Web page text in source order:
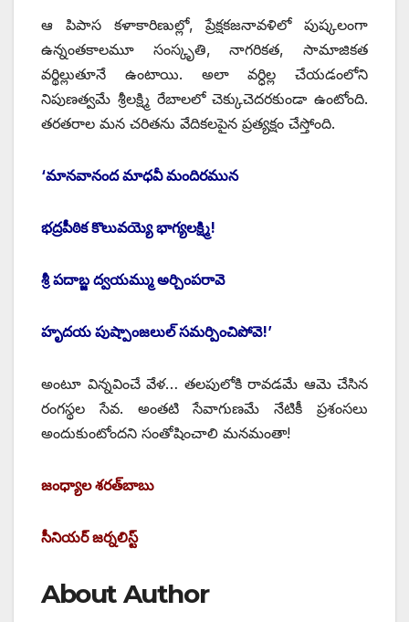
ఆ పిపాస కళాకారిణుల్లో, ప్రేక్షకజనావళిలో పుష్కలంగా
ఉన్నంతకాలమూ సంస్కృతి, నాగరికత, సామాజికత
వర్థిల్లుతూనే ఉంటాయి. అలా వర్ధిల్ల చేయడంలోని
నిపుణత్వమే శ్రీలక్ష్మి రేబాలలో చెక్కుచెదరకుండా ఉంటోంది.
తరతరాల మన చరితను వేదికలపైన ప్రత్యక్షం చేస్తోంది.
‘మానవానంద మాధవీ మందిరమున
భద్రపీఠిక కొలువయ్యె భాగ్యలక్ష్మి!
శ్రీ పదాబ్జ ద్వయమ్ము అర్చింపరావె
హృదయ పుష్పాంజలుల్‌ ‌సమర్పించిపోవె!’
అంటూ విన్నవించే వేళ… తలపులోకి రావడమే ఆమె చేసిన
రంగస్థల సేవ. అంతటి సేవాగుణమే నేటికీ ప్రశంసలు
అందుకుంటోందని సంతోషించాలి మనమంతా!
జంధ్యాల శరత్‌బాబు
సీనియర్‌ ‌జర్నలిస్ట్
About Author